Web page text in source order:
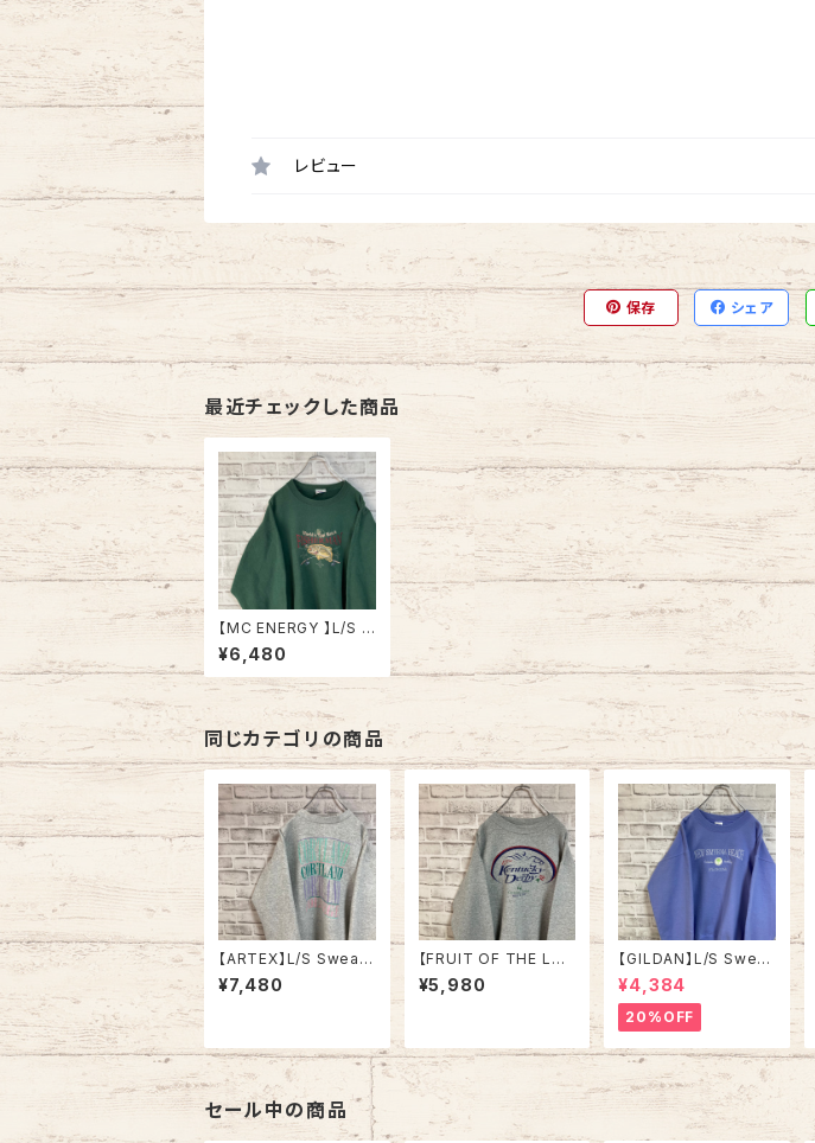
レビュー
保存 シェア
最近チェックした商品
【MC ENERGY 】L/S S
weat L “Fishing” 90
s バス フィッシング スウ
ェット トレーナー 刺繍
センターロゴ vintage
ヴィンテージ アメリカ
USA 古着
¥6,480
同じカテゴリの商品
【ARTEX】L/S Sweat
XL 70-80s Made in
USA “CORTLAND ”
立大学 コートランド校
USA製 アメリカ USA
古着
¥7,480
【FRUIT OF THE LO
OM】L/S Sweat/Trai
ner L 2000s “ Kentu
ケンタッキーダービー 2
001 ジョッキー サラブ
レッド アメリカ USA 古
着
¥5,980
【GILDAN】L/S Swea
t/Trainer L相当 “ NE
W SMYRNA BEACH”
スーベニア スウェット ト
レーナー ニュー スミナ
ー ビーチ フロリダ パー
プル ラベンダー 紫アメ
リカ USA 古着
¥4,384
20%OFF
セール中の商品